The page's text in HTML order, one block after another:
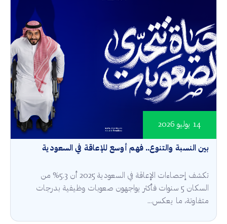
بين النسبة والتنوع.. فهم أوسع للإعاقة في السعودية
14 يوليو 2026
تكشف إحصاءات الإعاقة في السعودية 2025 أن 5.3% من
السكان 5 سنوات فأكثر يواجهون صعوبات وظيفية بدرجات
متفاوتة، ما يعكس...